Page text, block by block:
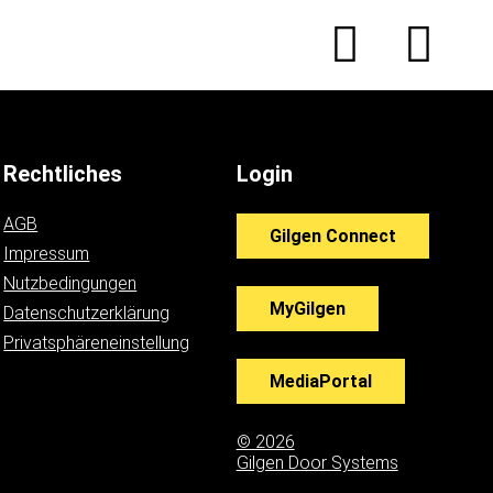
Rechtliches
AGB
Impressum
Nutzbedingungen
Datenschutzerklärung
Privatsphäreneinstellung
Login
Gilgen Connect
MyGilgen
MediaPortal
© 2026
Gilgen Door Systems